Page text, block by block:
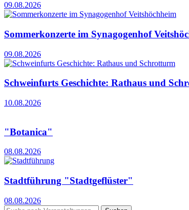
09.08.2026
Sommerkonzerte im Synagogenhof
09.08.2026
Schweinfurts Geschichte: Rathaus und
10.08.2026
"Botanica"
08.08.2026
Stadtführung "Stadtgeflüster"
08.08.2026